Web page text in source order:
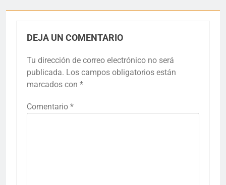
DEJA UN COMENTARIO
Tu dirección de correo electrónico no será
publicada. Los campos obligatorios están
marcados con *
Comentario *